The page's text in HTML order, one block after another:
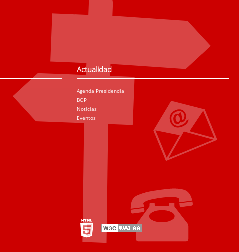
Actualidad
Agenda Presidencia
BOP
Noticias
Eventos